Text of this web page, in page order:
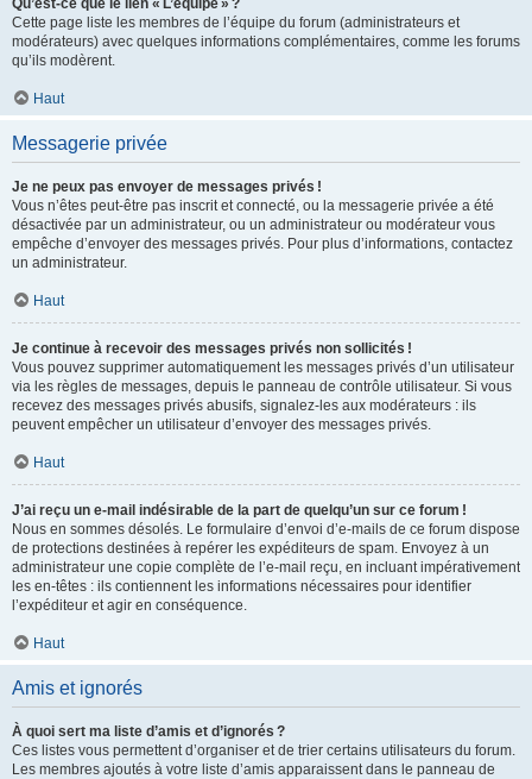
Qu’est-ce que le lien « L’équipe » ?
Cette page liste les membres de l’équipe du forum (administrateurs et
modérateurs) avec quelques informations complémentaires, comme les forums
qu’ils modèrent.
Haut
Messagerie privée
Je ne peux pas envoyer de messages privés !
Vous n’êtes peut-être pas inscrit et connecté, ou la messagerie privée a été
désactivée par un administrateur, ou un administrateur ou modérateur vous
empêche d’envoyer des messages privés. Pour plus d’informations, contactez
un administrateur.
Haut
Je continue à recevoir des messages privés non sollicités !
Vous pouvez supprimer automatiquement les messages privés d’un utilisateur
via les règles de messages, depuis le panneau de contrôle utilisateur. Si vous
recevez des messages privés abusifs, signalez-les aux modérateurs : ils
peuvent empêcher un utilisateur d’envoyer des messages privés.
Haut
J’ai reçu un e-mail indésirable de la part de quelqu’un sur ce forum !
Nous en sommes désolés. Le formulaire d’envoi d’e-mails de ce forum dispose
de protections destinées à repérer les expéditeurs de spam. Envoyez à un
administrateur une copie complète de l’e-mail reçu, en incluant impérativement
les en-têtes : ils contiennent les informations nécessaires pour identifier
l’expéditeur et agir en conséquence.
Haut
Amis et ignorés
À quoi sert ma liste d’amis et d’ignorés ?
Ces listes vous permettent d’organiser et de trier certains utilisateurs du forum.
Les membres ajoutés à votre liste d’amis apparaissent dans le panneau de